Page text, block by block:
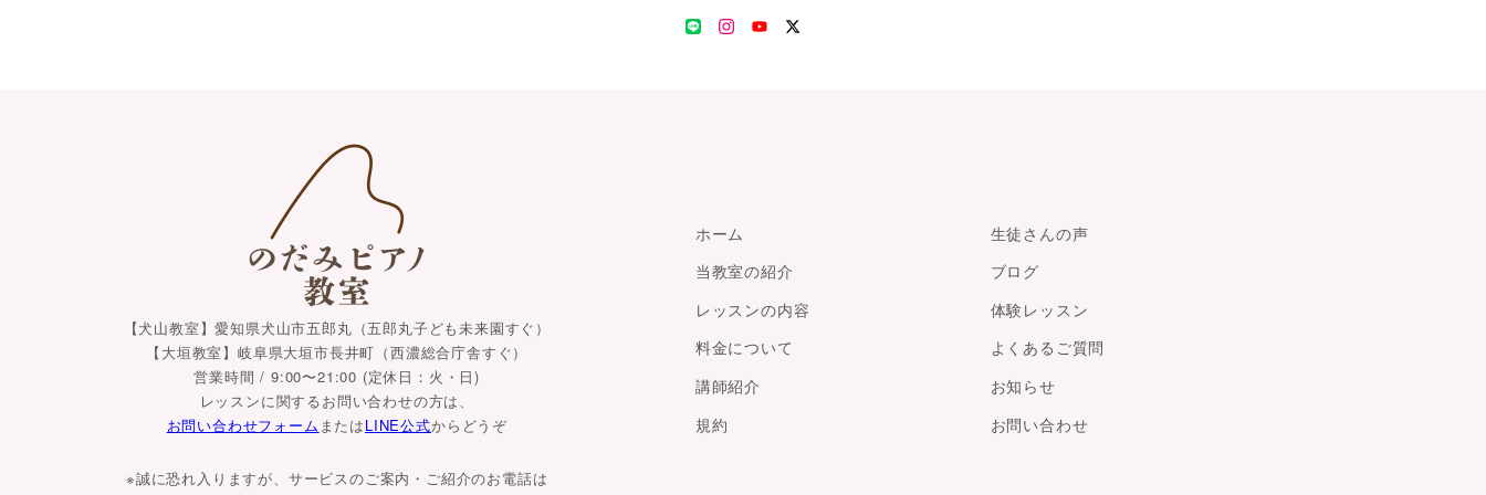
LINEInstagram
YouTube
【犬山教室】愛知県犬山市五郎丸（五郎丸子ども未来園すぐ）
【大垣教室】岐阜県大垣市長井町（西濃総合庁舎すぐ）
営業時間 / 9:00〜21:00 (定休日：火・日)
レッスンに関するお問い合わせの方は、
お問い合わせフォーム またはLINE公式からどうぞ
※誠に恐れ入りますが、サービスのご案内・ご紹介のお電話は
ホーム
当教室の紹介
レッスンの内容
料金について
講師紹介
規約
生徒さんの声
ブログ
体験レッスン
よくあるご質問
お知らせ
お問い合わせ